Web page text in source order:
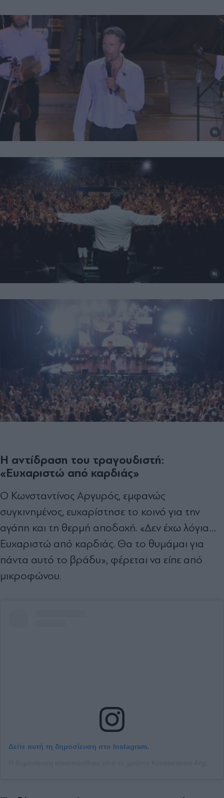
Η αντίδραση του τραγουδιστή:
«Ευχαριστώ από καρδιάς»
Ο Κωνσταντίνος Αργυρός, εμφανώς
συγκινημένος, ευχαρίστησε το κοινό για την
αγάπη και τη θερμή αποδοχή. «Δεν έχω λόγια…
Ευχαριστώ από καρδιάς. Θα το θυμάμαι για
πάντα αυτό το βράδυ», φέρεται να είπε από
μικροφώνου.
Δείτε αυτή τη δημοσίευση στο Instagram.